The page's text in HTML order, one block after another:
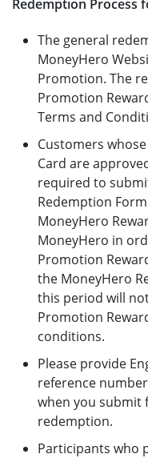
Redemption Process
The general
MoneyHero
Promotion. The
Promotion
Terms and
Customers
Card are
required to
Redemption
MoneyHero
MoneyHero in
Promotion
the MoneyHero
this period will
Promotion
conditions.
Please provide
reference
when you submit
redemption.
Participants who